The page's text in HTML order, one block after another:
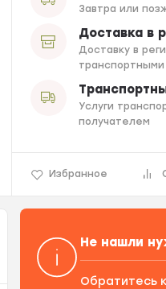
Завтра или
Доставка в
Доставку в
транспортными
Услуги
получателем
Избранное
Не нашли
Обратитесь